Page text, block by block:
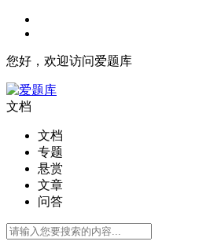
您好，欢迎访问爱题库
文档
文档
专题
悬赏
文章
问答